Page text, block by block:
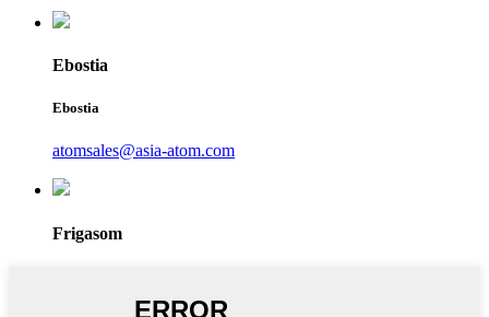
Ebostia
Ebostia
atomsales@asia-atom.com
Frigasom